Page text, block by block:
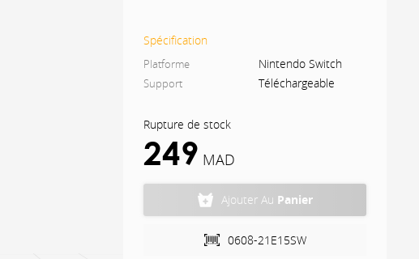
Spécification
Platforme Nintendo Switch
Support Téléchargeable
Rupture de stock
249 MAD
Ajouter Au Panier
0608-21E15SW